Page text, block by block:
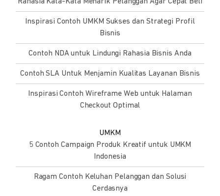
Rahasia Kata-Kata Menarik Pelanggan Agar Cepat Beli
Inspirasi Contoh UMKM Sukses dan Strategi Profil
Bisnis
Contoh NDA untuk Lindungi Rahasia Bisnis Anda
Contoh SLA Untuk Menjamin Kualitas Layanan Bisnis
Inspirasi Contoh Wireframe Web untuk Halaman
Checkout Optimal
UMKM
5 Contoh Campaign Produk Kreatif untuk UMKM
Indonesia
Ragam Contoh Keluhan Pelanggan dan Solusi
Cerdasnya